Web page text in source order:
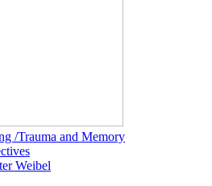
/Trauma and Memory
Weibel